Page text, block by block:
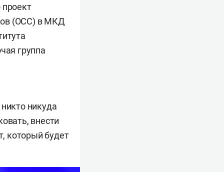
(ОСС) в МКД
группа
никуда
внести
который будет